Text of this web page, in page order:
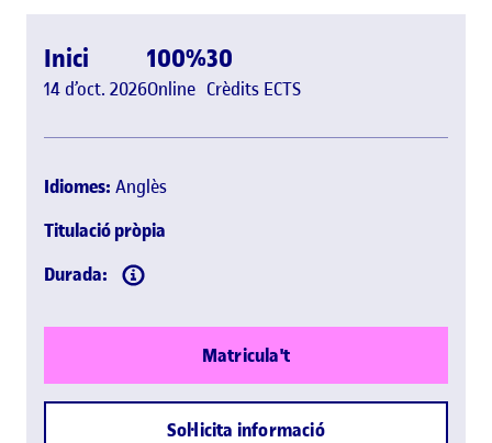
Inici
14 d’oct. 2026
100%
Online
30
Crèdits ECTS
Idiomes: Anglès
Titulació pròpia
Durada:
Matricula't
Sol·licita informació